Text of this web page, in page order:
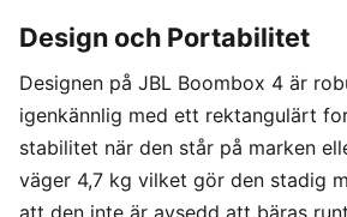
Design och Portabilitet
Designen på JBL Boombox 4 är
igenkännlig med ett rektangulärt
stabilitet när den står på marken
väger 4,7 kg vilket gör den stadig
att den inte är avsedd att bäras